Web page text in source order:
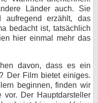
Länder auch. Sie
erzählt, das
bedacht ist, tatsächlich
hier einmal mehr das
davon, dass es ein
Der Film bietet einiges.
beginnen, finden wir
Der Hauptdarsteller